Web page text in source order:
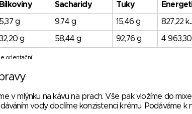
Bílkoviny Sacharidy Tuky
5,37 g 9,74 g 15,46 g 827,22
32,20 g 58,44 g 92,76 g 4 963,30
orientační.
v mlýnku na kávu na prach. Vše pak vložíme do
vody docílíme konzistenci krému. Podáváme k